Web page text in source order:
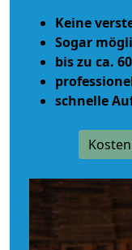
Keine
Sogar
bis zu ca.
schnelle